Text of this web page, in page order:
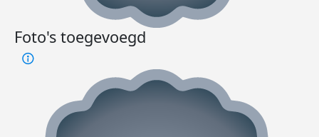
Foto's toegevoegd